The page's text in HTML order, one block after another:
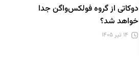
دوکاتی از گروه فولکس‌واگن جدا
خواهد شد؟
۱۴ تیر ۱۴۰۵